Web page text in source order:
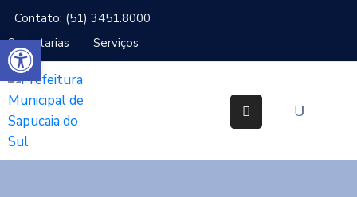
Contato: (51) 3451.8000
Secretarias
Serviços
Cidade
Gabinetes
Secretarias
Abrir a barra de ferramentas